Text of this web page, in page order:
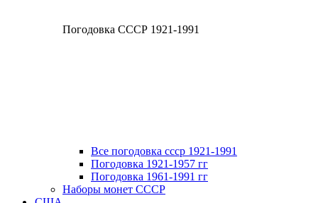
Погодовка СССР 1921-1991
Все погодовка ссср 1921-1991
Погодовка 1921-1957 гг
Погодовка 1961-1991 гг
Наборы монет СССР